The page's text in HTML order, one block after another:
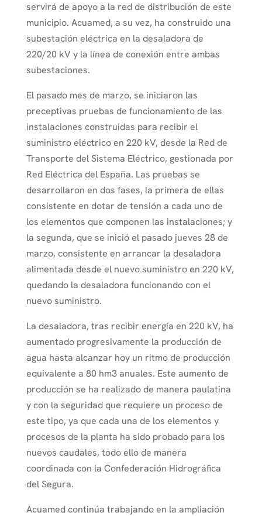
servirá de apoyo a la red de distribución de este
municipio. Acuamed, a su vez, ha construido una
subestación eléctrica en la desaladora de
220/20 kV y la línea de conexión entre ambas
subestaciones.
El pasado mes de marzo, se iniciaron las
preceptivas pruebas de funcionamiento de las
instalaciones construidas para recibir el
suministro eléctrico en 220 kV, desde la Red de
Transporte del Sistema Eléctrico, gestionada por
Red Eléctrica del España. Las pruebas se
desarrollaron en dos fases, la primera de ellas
consistente en dotar de tensión a cada uno de
los elementos que componen las instalaciones; y
la segunda, que se inició el pasado jueves 28 de
marzo, consistente en arrancar la desaladora
alimentada desde el nuevo suministro en 220 kV,
quedando la desaladora funcionando con el
nuevo suministro.
La desaladora, tras recibir energía en 220 kV, ha
aumentado progresivamente la producción de
agua hasta alcanzar hoy un ritmo de producción
equivalente a 80 hm3 anuales. Este aumento de
producción se ha realizado de manera paulatina
y con la seguridad que requiere un proceso de
este tipo, ya que cada una de los elementos y
procesos de la planta ha sido probado para los
nuevos caudales, todo ello de manera
coordinada con la Confederación Hidrográfica
del Segura.
Acuamed continúa trabajando en la ampliación